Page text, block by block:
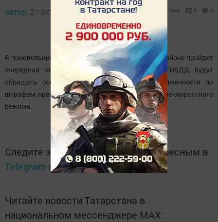
автор, 27 октября 2017 - 06:28 1088 0 0
В понедельник, 30 октября, в Новошешминском районе пройдет
очередная операция «Тоннель». Сотрудники ГИБДД будут
обращать особое внимание на предмет задолженности по
штрафам, правилам перевозки детей и соблюдение скоростного
режима.
Следите за самым важным и интересным в
Telegram-каналеТатмедиа
Читайте новости Татарстана в
национальном мессенджере MАХ: